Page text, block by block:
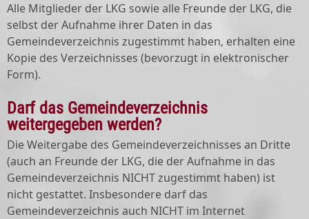
Alle Mitglieder der LKG sowie alle Freunde der LKG, die
selbst der Aufnahme ihrer Daten in das
Gemeindeverzeichnis zugestimmt haben, erhalten eine
Kopie des Verzeichnisses (bevorzugt in elektronischer
Form).
Darf das Gemeindeverzeichnis
weitergegeben werden?
Die Weitergabe des Gemeindeverzeichnisses an Dritte
(auch an Freunde der LKG, die der Aufnahme in das
Gemeindeverzeichnis NICHT zugestimmt haben) ist
nicht gestattet. Insbesondere darf das
Gemeindeverzeichnis auch NICHT im Internet